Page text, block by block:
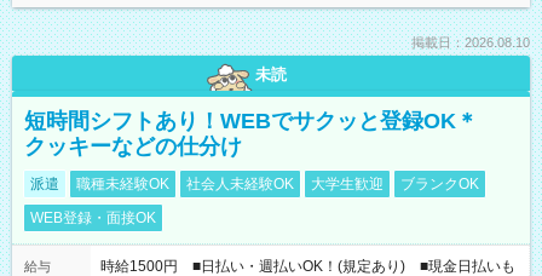
掲載日：2026.08.10
未読
短時間シフトあり！WEBでサクッと登録OK＊
クッキーなどの仕分け
派遣 職種未経験OK 社会人未経験OK 大学生歓迎
ブランクOK
WEB登録・面接OK
給与
時給1500円 ■日払い・週払いOK！(規定あり) ■現金日払いも